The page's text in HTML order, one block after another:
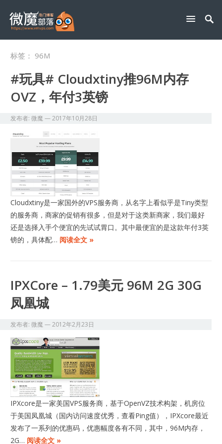
标签： 96M
#玩具# Cloudxtiny推96M内存
OVZ，年付3英镑
发布者:微魔—2017年10月28日
Cloudxtiny是一家国外的VPS服务商，从名字上看似乎是Tiny类型
的服务商，商家的促销有很多，但是对于这类新商家，我们最好
还是选择入手个便宜的先试试胃口。其中最便宜的是这款年付3英
镑的，具体配… 阅读全文 »
IPXCore – 1.79美元 96M 2G 30G
凤凰城
发布者:微魔 —2012年2月23日
IPXcore是一家美国VPS服务商，基于OpenVZ技术构架，机房位
于美国凤凰城（国内访问速度优秀，查看Ping值），IPXcore最近
发布了一系列的优惠码，优惠幅度各有不同，其中，96M内存，
2G… 阅读全文 »